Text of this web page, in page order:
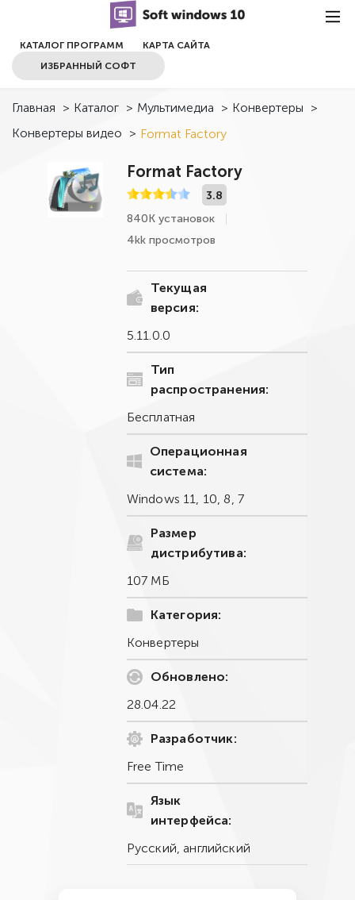
КАТАЛОГ ПРОГРАММ
КАРТА САЙТА
ИЗБРАННЫЙ СОФТ
Главная > Каталог > Мультимедиа > Конвертеры >
Конвертеры видео > Format Factory
Format Factory
3.8
840К установок
4kk просмотров
Текущая
версия:
5.11.0.0
Тип
распространения:
Бесплатная
Операционная
система:
Windows 11, 10, 8, 7
Размер
дистрибутива:
107 МБ
Категория:
Конвертеры
Обновлено:
28.04.22
Разработчик:
Free Time
Язык
интерфейса:
Русский, английский